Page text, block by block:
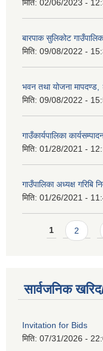
मिति: 02/06/2023 -
बारपाक सुलिकोट
मिति: 09/08/2022 -
भवन तथा योजना
मिति: 09/08/2022 -
गाउँकार्यपालिका
मिति: 01/28/2021 -
गाउँपालिका अध्यक्ष गरिबि
मिति: 01/26/2021 -
Pages
1 2
सार्वजनिक
Invitation for Bids
मिति: 07/31/2026 -